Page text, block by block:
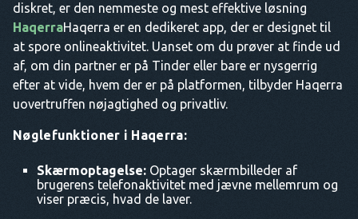
diskret, er den nemmeste og mest effektive løsning
HaqerraHaqerra er en dedikeret app, der er designet til
at spore onlineaktivitet. Uanset om du prøver at finde ud
af, om din partner er på Tinder eller bare er nysgerrig
efter at vide, hvem der er på platformen, tilbyder Haqerra
uovertruffen nøjagtighed og privatliv.
Nøglefunktioner i Haqerra:
Skærmoptagelse: Optager skærmbilleder af
brugerens telefonaktivitet med jævne mellemrum og
viser præcis, hvad de laver.